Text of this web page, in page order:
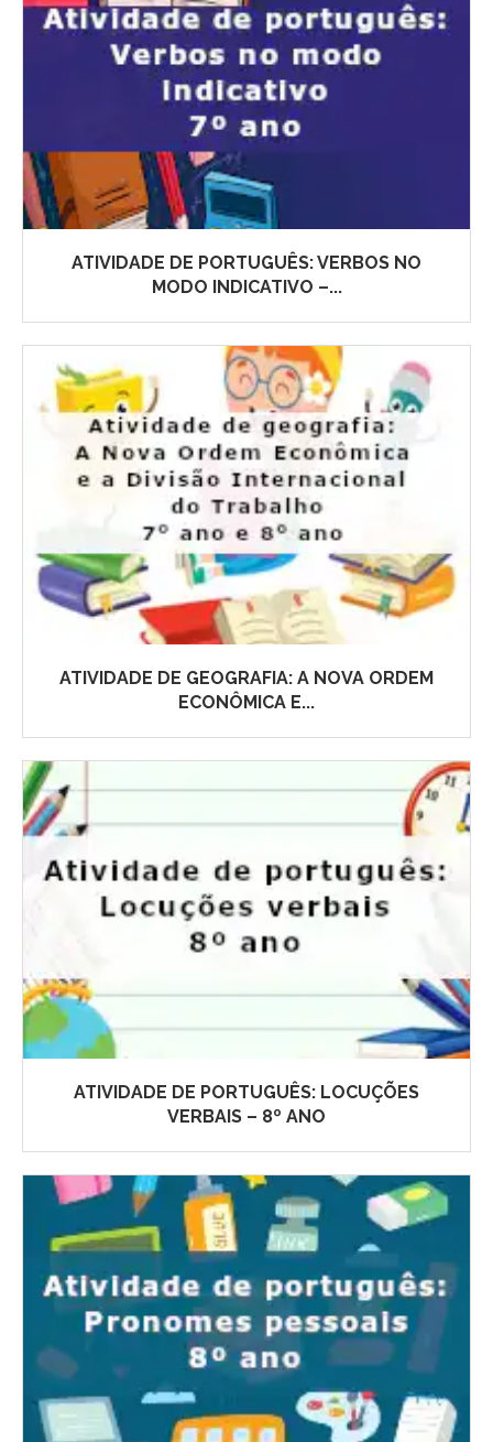
ATIVIDADE DE PORTUGUÊS: VERBOS NO
MODO INDICATIVO –...
ATIVIDADE DE GEOGRAFIA: A NOVA ORDEM
ECONÔMICA E...
ATIVIDADE DE PORTUGUÊS: LOCUÇÕES
VERBAIS – 8º ANO